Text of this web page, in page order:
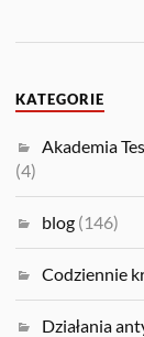
KATEGORIE
Akademia
(4)
blog (146)
Codziennie
Działania